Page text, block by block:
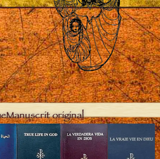
Manuscrit original